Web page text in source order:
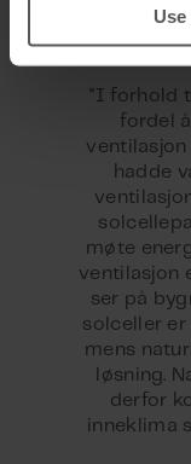
"I forhold
fordel
ventilasjon
hadde
møte
ventilasjon
ser på
solceller er
mens
løsning.
derfor
inneklima